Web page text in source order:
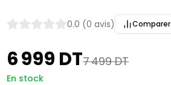
0.0 (0 avis) Comparer
6 999 DT7 499 DT
En stock